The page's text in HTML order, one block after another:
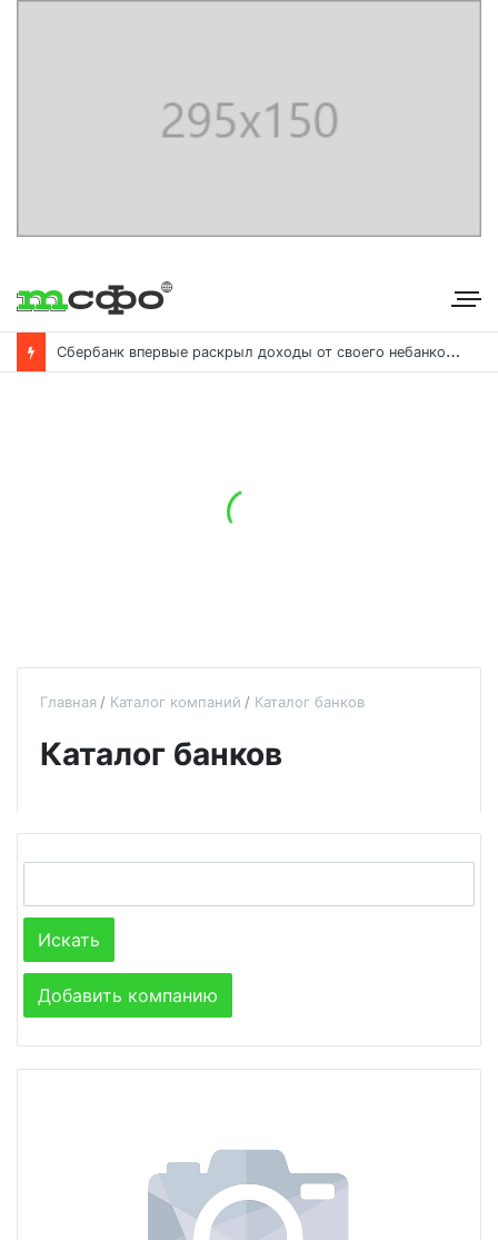
С
бербанк впервые раскрыл доходы от своего небанковского бизнеса
Главная Каталог компаний Каталог банков
Каталог банков
Добавить компанию